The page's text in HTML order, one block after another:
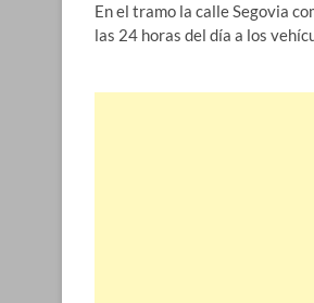
En el tramo la calle Segovia
las 24 horas del día a los